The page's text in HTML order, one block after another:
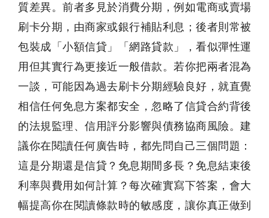
質差異。前者多見於消費分期，例如電商或賣場
刷卡分期，由商家或銀行補貼利息；後者則常被
包裝成「小額信貸」「網路貸款」，看似彈性運
用但其實行為更接近一般借款。若你把兩者混為
一談，可能因為過去刷卡分期經驗良好，就直覺
相信任何免息方案都安全，忽略了信貸合約背後
的法規監理、信用評分影響與債務協商風險。建
議你在閱讀任何廣告時，都先問自己三個問題：
這是分期還是信貸？免息期間多長？免息結束後
利率與費用如何計算？每次確實寫下答案，會大
幅提高你在閱讀條款時的敏感度，讓你真正做到